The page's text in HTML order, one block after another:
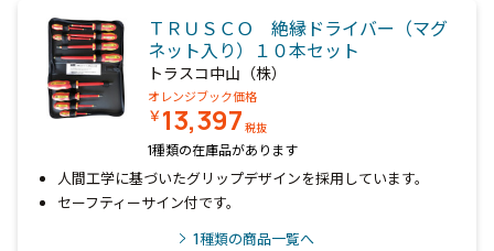
ＴＲＵＳＣＯ 絶縁ドライバー（マグ
ネット入り）１０本セット
トラスコ中山（株）
オレンジブック価格
￥13,397 税抜
1種類の在庫品があります
人間工学に基づいたグリップデザインを採用しています。
セーフティーサイン付です。
1種類の商品一覧へ